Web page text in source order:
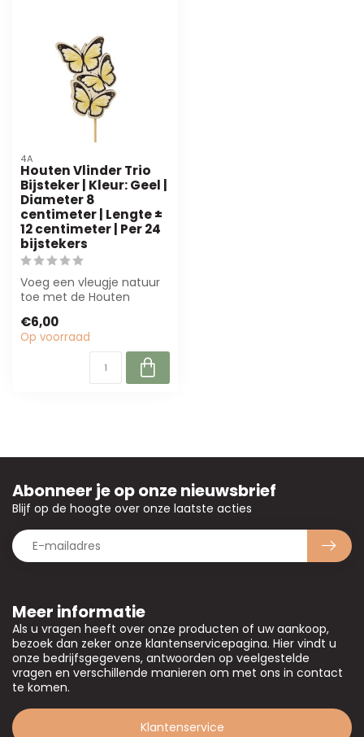
4A
Houten Vlinder Trio
Bijsteker | Kleur: Geel |
Diameter 8
centimeter | Lengte ±
12 centimeter | Per 24
bijstekers
Voeg een vleugje natuur
toe met de Houten
geel. Perfec...
€6,00
Op voorraad
Meer informatie
Als u vragen heeft over onze producten of uw aankoop,
bezoek dan zeker onze klantenservicepagina. Hier vindt u
onze bedrijfsgegevens, antwoorden op veelgestelde
vragen en verschillende manieren om met ons in contact
te komen.
Klantenservice
Abonneer je op onze nieuwsbrief
Blijf op de hoogte over onze laatste acties